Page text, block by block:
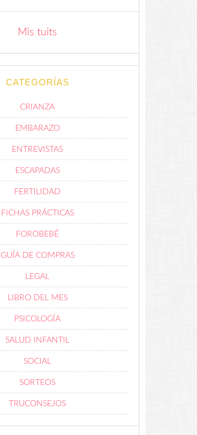
Mis tuits
CATEGORÍAS
CRIANZA
EMBARAZO
ENTREVISTAS
ESCAPADAS
FERTILIDAD
FICHAS PRÁCTICAS
FOROBEBÉ
GUÍA DE COMPRAS
LEGAL
LIBRO DEL MES
PSICOLOGÍA
SALUD INFANTIL
SOCIAL
SORTEOS
TRUCONSEJOS